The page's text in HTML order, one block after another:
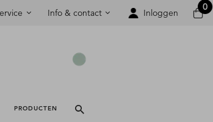
Info & contact Inloggen
0
PRODUCTEN